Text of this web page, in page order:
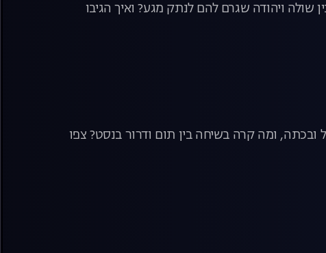
שולה ויהודה שגרם להם לנתק מגע? ואיך הגיבו
ובכתה, ומה קרה בשיחה בין תום ודרור בנסט? צפו